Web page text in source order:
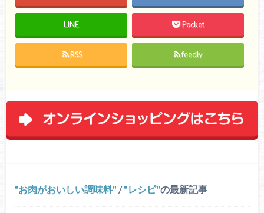
LINE Pocket
RSS feedly
お肉がおいしい調味料 / レシピ の最新記事